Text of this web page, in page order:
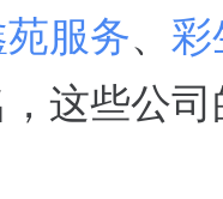
服务、 彩
这些公